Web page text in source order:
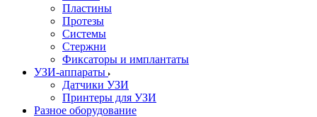
Пластины
Протезы
Системы
Стержни
Фиксаторы и имплантаты
УЗИ-аппараты
Датчики УЗИ
Принтеры для УЗИ
Разное оборудование